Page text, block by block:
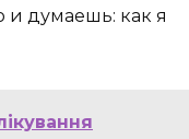
и думаешь: как я